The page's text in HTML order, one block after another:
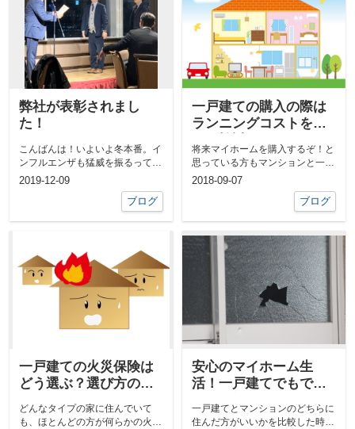
弊社が表彰されまし
た！
こんばんは！いよいよ冬本番。イ
ンフルエンザも猛威を振るってい
ますので皆様体調にはお気をつけ
2019-12-09
ブログ
一戸建ての購入の際は
ランニングコストを含
将来マイホームを購入するぞ！と
思っている方もマンションと一戸
建てではランニングコストがどう
2018-09-07
ブログ
一戸建ての火災保険は
どう選ぶ？選び方のポ
イントを紹介します
どんなタイプの家に住んでいて
も、ほとんどの方が何らかの火災
安心のマイホーム生
活！一戸建てでもでき
る防犯対策を紹介
一戸建てとマンションのどちらに
住んだ方がいいかを比較した時、